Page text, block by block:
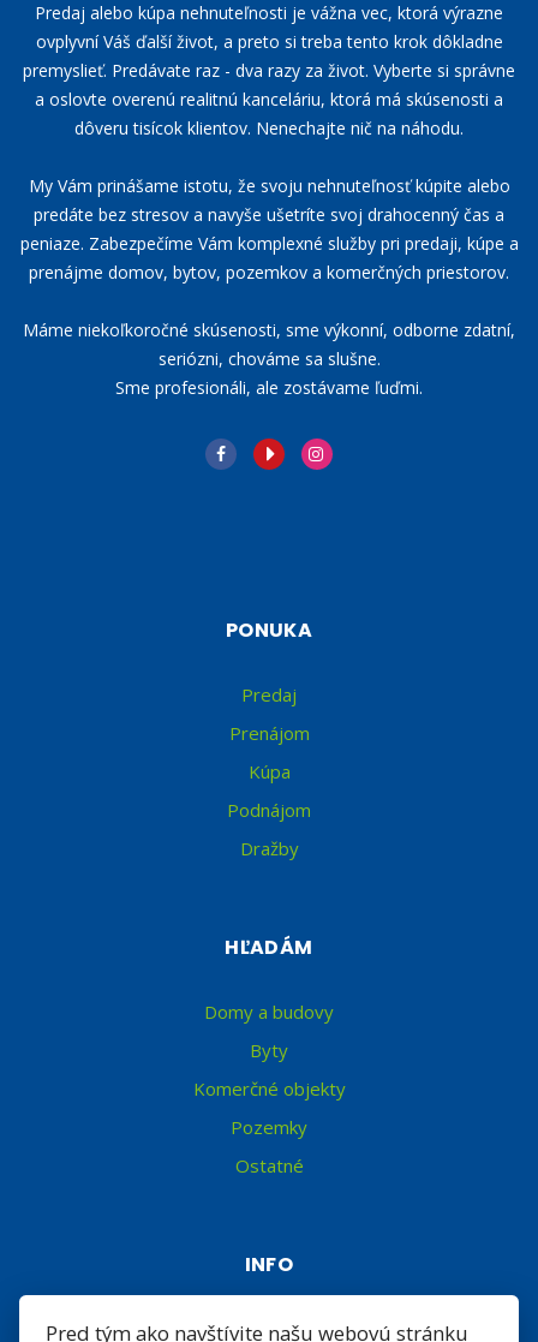
Predaj alebo kúpa nehnuteľnosti je vážna vec, ktorá výrazne
ovplyvní Váš ďalší život, a preto si treba tento krok dôkladne
premyslieť. Predávate raz - dva razy za život. Vyberte si správne
a oslovte overenú realitnú kanceláriu, ktorá má skúsenosti a
dôveru tisícok klientov. Nenechajte nič na náhodu.
My Vám prinášame istotu, že svoju nehnuteľnosť kúpite alebo
predáte bez stresov a navyše ušetríte svoj drahocenný čas a
peniaze. Zabezpečíme Vám komplexné služby pri predaji, kúpe a
prenájme domov, bytov, pozemkov a komerčných priestorov.
Máme niekoľkoročné skúsenosti, sme výkonní, odborne zdatní,
seriózni, chováme sa slušne.
Sme profesionáli, ale zostávame ľuďmi.
PONUKA
Predaj
Prenájom
Kúpa
Podnájom
Dražby
HĽADÁM
Domy a budovy
Byty
Komerčné objekty
Pozemky
Ostatné
INFO
Makléri
Pred tým ako navštívite našu webovú stránku